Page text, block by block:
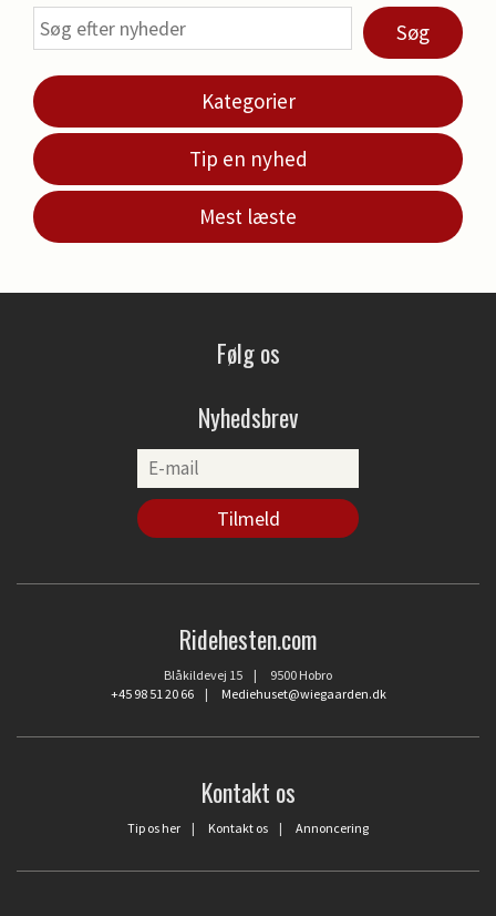
Søg
Kategorier
Tip en nyhed
Mest læste
Følg os
Nyhedsbrev
Ridehesten.com
Blåkildevej 15 | 9500 Hobro
+45 98 51 20 66| Mediehuset@wiegaarden.dk
Kontakt os
Tip os her | Kontakt os | Annoncering